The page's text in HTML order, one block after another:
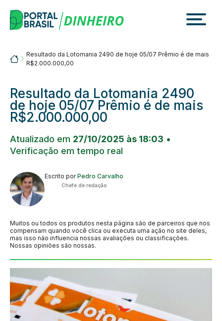
content
Portalbrasil
Resultado da Lotomania 2490 de hoje 05/07 Prêmio é de mais
R$2.000.000,00
Resultado da Lotomania 2490
de hoje 05/07 Prêmio é de mais
R$2.000.000,00
Atualizado em 27/10/2025 às 18:03 •
Verificação em tempo real
Escrito porPedro Carvalho
Chefe de redação
Muitos ou todos os produtos nesta página são de parceiros que nos
compensam quando você clica ou executa uma ação no site deles,
mas isso não influencia nossas avaliações ou classificações.
Nossas opiniões são nossas.